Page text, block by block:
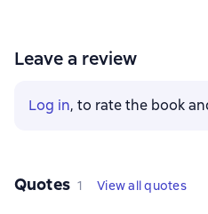
Leave a review
Log in, to rate the book
Quotes 1 View all quotes